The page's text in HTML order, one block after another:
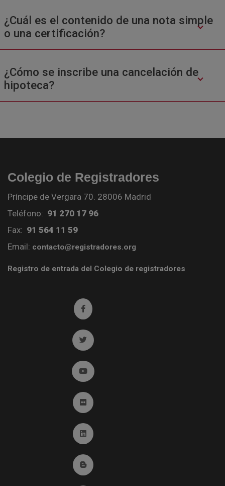
¿Cuál es el contenido de una nota simple
o una certificación?
¿Cómo se inscribe una cancelación de
hipoteca?
Colegio de Registradores
Príncipe de Vergara 70. 28006 Madrid
Teléfono: 91 270 17 96
Fax: 91 564 11 59
Email: contacto@registradores.org
Registro de entrada del Colegio de registradores
Ir a facebook (abre en ventana nueva)
Ir a twitter (abre en ventana nueva)
Ir a YouTube (abre en ventana nueva)
Ir a Flickr (abre en ventana nueva)
Ir a Linkedin (abre en ventana nueva)
Ir al Blog (abre en ventana nueva)